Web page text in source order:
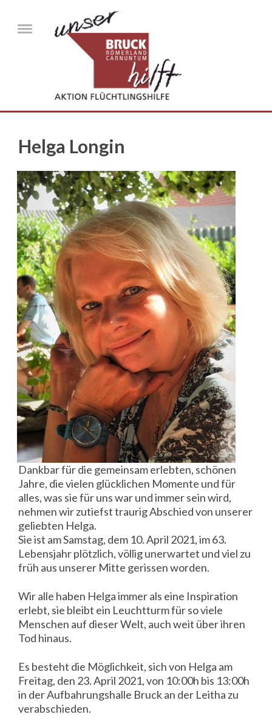
Menu
Helga Longin
helga_kondolenz.jpg
Dankbar für die gemeinsam erlebten, schönen
Jahre, die vielen glücklichen Momente und für
alles, was sie für uns war und immer sein wird,
nehmen wir zutiefst traurig Abschied von unserer
geliebten Helga.
Sie ist am Samstag, dem 10. April 2021, im 63.
Lebensjahr plötzlich, völlig unerwartet und viel zu
früh aus unserer Mitte gerissen worden.
Wir alle haben Helga immer als eine Inspiration
erlebt, sie bleibt ein Leuchtturm für so viele
Menschen auf dieser Welt, auch weit über ihren
Tod hinaus.
Es besteht die Möglichkeit, sich von Helga am
Freitag, den 23. April 2021, von 10:00h bis 13:00h
in der Aufbahrungshalle Bruck an der Leitha zu
verabschieden.